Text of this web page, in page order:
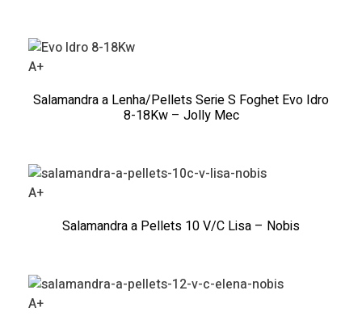
A+
Salamandra a Lenha/Pellets Serie S Foghet Evo Idro
8-18Kw – Jolly Mec
A+
Salamandra a Pellets 10 V/C Lisa – Nobis
A+